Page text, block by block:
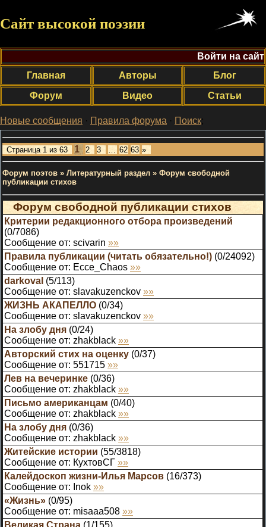
Сайт высокой поэзии
Войти на сайт
Главная
Авторы
Блог
Форум
Видео Статьи
Новые сообщения · Правила форума · Поиск;
Страница 1 из 63 1 2 3 … 62 63 »
Форум поэтов » Литературный раздел » Форум свободной
публикации стихов
Форум свободной публикации стихов
Критерии редакционного отбора произведений
(0/7086)
Сообщение от: scivarin »»
Правила публикации (читать обязательно!) (0/24092)
Сообщение от: Ecce_Chaos »»
darkoval (5/113)
Сообщение от: slavakuzenckov »»
ЖИЗНЬ АКАПЕЛЛО (0/34)
Сообщение от: slavakuzenckov »»
На злобу дня (0/24)
Сообщение от: zhakblack »»
Авторский стих на оценку (0/37)
Сообщение от: 551715 »»
Лев на вечеринке (0/36)
Сообщение от: zhakblack »»
Письмо американцам (0/40)
Сообщение от: zhakblack »»
На злобу дня (0/36)
Сообщение от: zhakblack »»
Житейские истории (55/3818)
Сообщение от: КухтовСГ »»
Калейдоскоп жизни-Илья Марсов (16/373)
Сообщение от: Inok »»
«Жизнь» (0/95)
Сообщение от: misaaa508 »»
Великая Страна (1/155)